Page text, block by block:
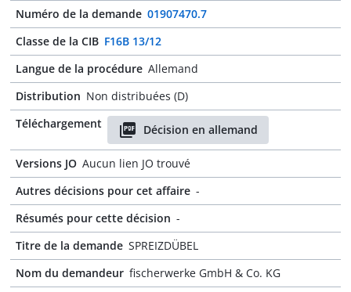
Numéro de la demande 01907470.7
Classe de la CIB F16B 13/12
Langue de la procédure Allemand
Distribution Non distribuées (D)
Téléchargement
Décision en allemand
Versions JO Aucun lien JO trouvé
Autres décisions pour cet affaire -
Résumés pour cette décision -
Titre de la demande SPREIZDÜBEL
Nom du demandeur fischerwerke GmbH & Co. KG